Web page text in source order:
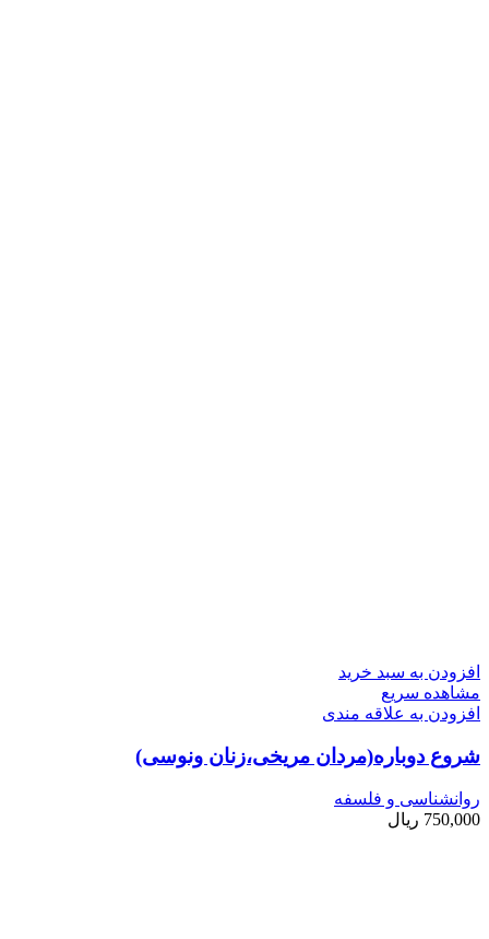
افزودن به سبد خرید
مشاهده سریع
افزودن به علاقه مندی
شروع دوباره(مردان مریخی،زنان ونوسی)
روانشناسی و فلسفه
750,000 ریال